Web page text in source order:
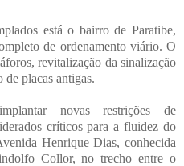
está o bairro de Paratibe,
de ordenamento viário. O
revitalização da sinalização
placas antigas.
novas restrições de
críticos para a fluidez do
Henrique Dias, conhecida
Collor, no trecho entre o